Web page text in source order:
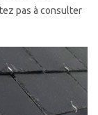
pas à consulter